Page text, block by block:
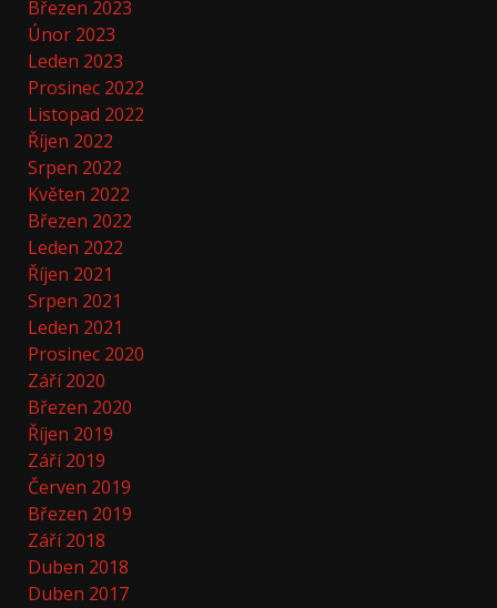
Březen 2023
Únor 2023
Leden 2023
Prosinec 2022
Listopad 2022
Říjen 2022
Srpen 2022
Květen 2022
Březen 2022
Leden 2022
Říjen 2021
Srpen 2021
Leden 2021
Prosinec 2020
Září 2020
Březen 2020
Říjen 2019
Září 2019
Červen 2019
Březen 2019
Září 2018
Duben 2018
Duben 2017